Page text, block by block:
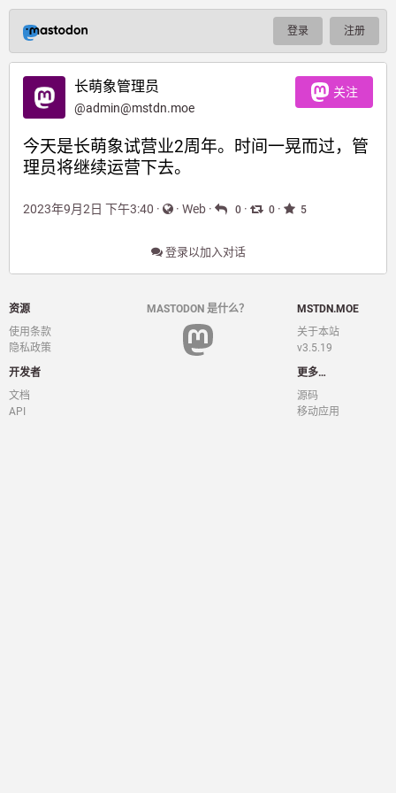
登录 注册
长萌象管理员
@admin@mstdn.moe
关注
今天是长萌象试营业2周年。时间一晃而过，管
理员将继续运营下去。
2023年9月2日 下午3:40 · · Web · 0 · 0 · 5
登录以加入对话
资源
使用条款
隐私政策
开发者
文档
API
MASTODON 是什么？
MSTDN.MOE
关于本站
v3.5.19
更多…
源码
移动应用